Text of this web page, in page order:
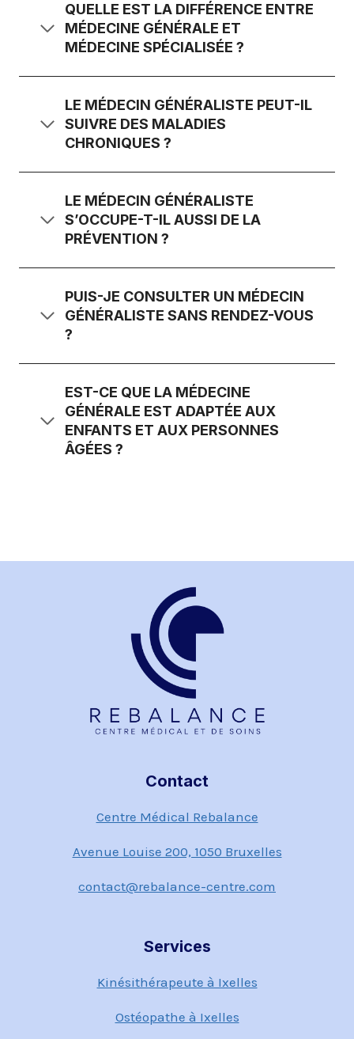
QUELLE EST LA DIFFÉRENCE ENTRE
MÉDECINE GÉNÉRALE ET
MÉDECINE SPÉCIALISÉE ?
LE MÉDECIN GÉNÉRALISTE PEUT-IL
SUIVRE DES MALADIES
CHRONIQUES ?
LE MÉDECIN GÉNÉRALISTE
S’OCCUPE-T-IL AUSSI DE LA
PRÉVENTION ?
PUIS-JE CONSULTER UN MÉDECIN
GÉNÉRALISTE SANS RENDEZ-VOUS
?
EST-CE QUE LA MÉDECINE
GÉNÉRALE EST ADAPTÉE AUX
ENFANTS ET AUX PERSONNES
ÂGÉES ?
Contact
Centre Médical Rebalance
Avenue Louise 200, 1050 Bruxelles
contact@rebalance-centre.com
Services
Kinésithérapeute à Ixelles
Ostéopathe à Ixelles